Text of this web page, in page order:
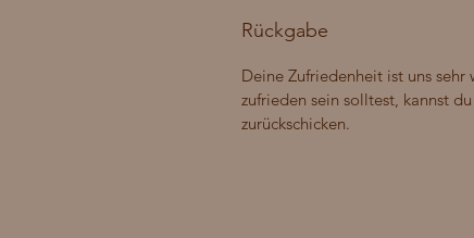
Rückgabe
Deine Zufriedenheit ist uns
zufrieden sein solltest, kannst
zurückschicken.